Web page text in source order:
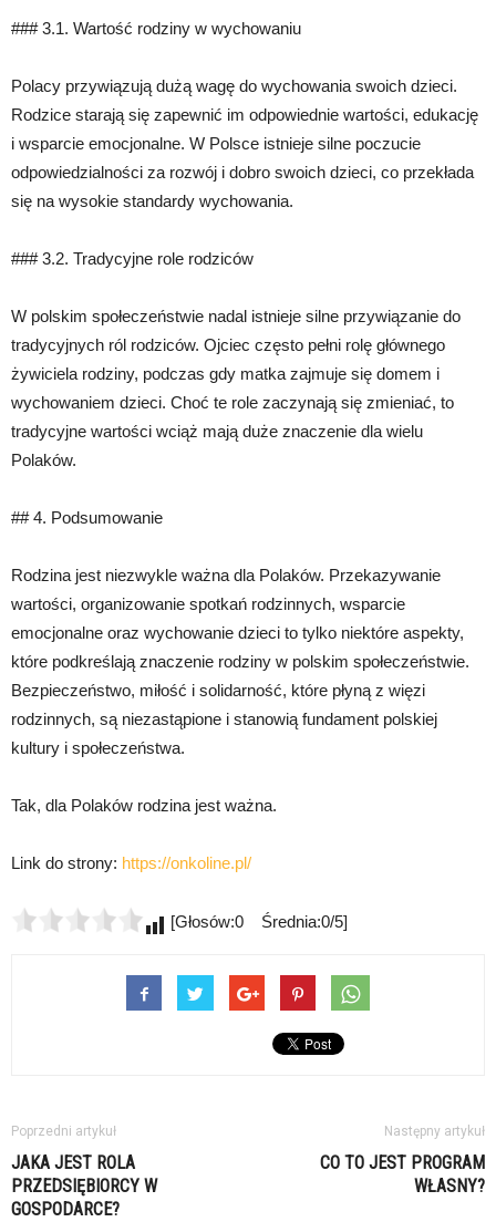
### 3.1. Wartość rodziny w wychowaniu
Polacy przywiązują dużą wagę do wychowania swoich dzieci.
Rodzice starają się zapewnić im odpowiednie wartości, edukację
i wsparcie emocjonalne. W Polsce istnieje silne poczucie
odpowiedzialności za rozwój i dobro swoich dzieci, co przekłada
się na wysokie standardy wychowania.
### 3.2. Tradycyjne role rodziców
W polskim społeczeństwie nadal istnieje silne przywiązanie do
tradycyjnych ról rodziców. Ojciec często pełni rolę głównego
żywiciela rodziny, podczas gdy matka zajmuje się domem i
wychowaniem dzieci. Choć te role zaczynają się zmieniać, to
tradycyjne wartości wciąż mają duże znaczenie dla wielu
Polaków.
## 4. Podsumowanie
Rodzina jest niezwykle ważna dla Polaków. Przekazywanie
wartości, organizowanie spotkań rodzinnych, wsparcie
emocjonalne oraz wychowanie dzieci to tylko niektóre aspekty,
które podkreślają znaczenie rodziny w polskim społeczeństwie.
Bezpieczeństwo, miłość i solidarność, które płyną z więzi
rodzinnych, są niezastąpione i stanowią fundament polskiej
kultury i społeczeństwa.
Tak, dla Polaków rodzina jest ważna.
Link do strony: https://onkoline.pl/
[Głosów:0 Średnia:0/5]
Poprzedni artykuł
JAKA JEST ROLA
PRZEDSIĘBIORCY W
GOSPODARCE?
Następny artykuł
CO TO JEST PROGRAM
WŁASNY?